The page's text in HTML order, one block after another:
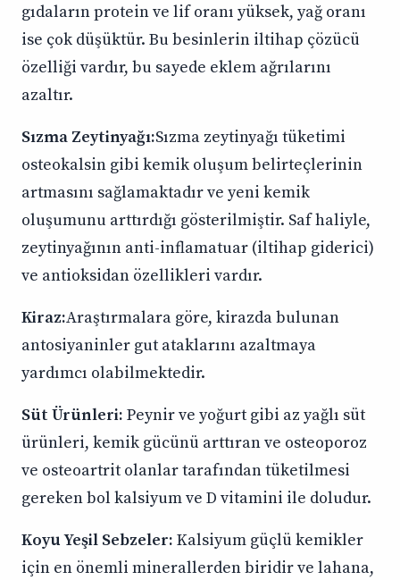
gıdaların protein ve lif oranı yüksek, yağ oranı
ise çok düşüktür. Bu besinlerin iltihap çözücü
özelliği vardır, bu sayede eklem ağrılarını
azaltır.
Sızma Zeytinyağı:Sızma zeytinyağı tüketimi
osteokalsin gibi kemik oluşum belirteçlerinin
artmasını sağlamaktadır ve yeni kemik
oluşumunu arttırdığı gösterilmiştir. Saf haliyle,
zeytinyağının anti-inflamatuar (iltihap giderici)
ve antioksidan özellikleri vardır.
Kiraz:Araştırmalara göre, kirazda bulunan
antosiyaninler gut ataklarını azaltmaya
yardımcı olabilmektedir.
Süt Ürünleri: Peynir ve yoğurt gibi az yağlı süt
ürünleri, kemik gücünü arttıran ve osteoporoz
ve osteoartrit olanlar tarafından tüketilmesi
gereken bol kalsiyum ve D vitamini ile doludur.
Koyu Yeşil Sebzeler: Kalsiyum güçlü kemikler
için en önemli minerallerden biridir ve lahana,